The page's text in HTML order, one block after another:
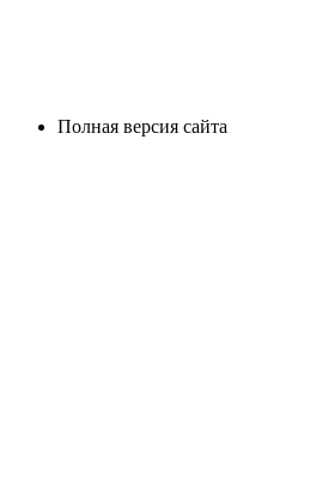
Полная версия сайта